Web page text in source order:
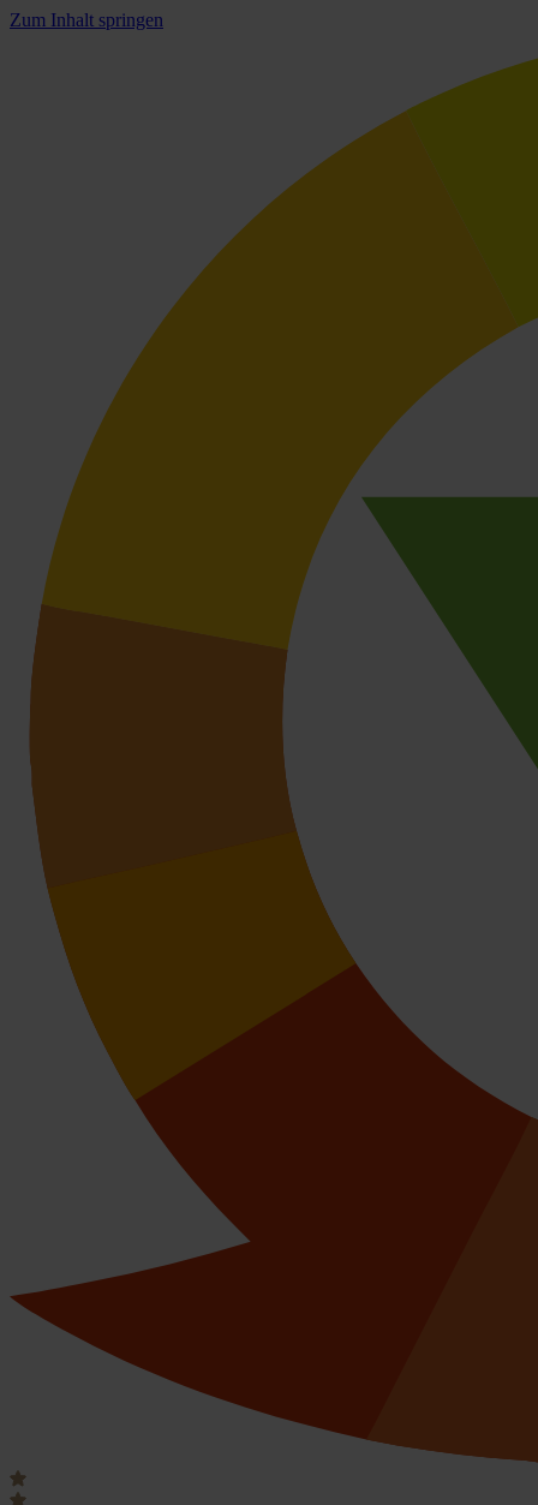
Zum Inhalt springen